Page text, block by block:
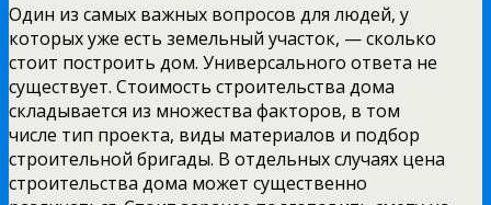
Один из самых важных вопросов для людей, у
которых уже есть земельный участок, — сколько
стоит построить дом. Универсального ответа не
существует. Стоимость строительства дома
складывается из множества факторов, в том
числе тип проекта, виды материалов и подбор
строительной бригады. В отдельных случаях цена
строительства дома может существенно